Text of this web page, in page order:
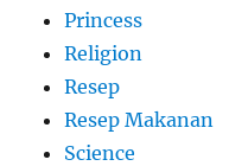
Princess
Religion
Resep
Resep Makanan
Science